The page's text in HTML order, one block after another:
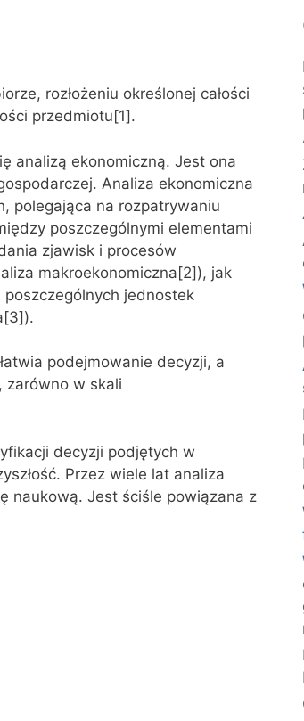
rozłożeniu określonej całości
przedmiotu[1].
analizą ekonomiczną. Jest ona
Analiza ekonomiczna
polegająca na rozpatrywaniu
poszczególnymi elementami
zjawisk i procesów
makroekonomiczna[2]), jak
jednostek
podejmowanie decyzji, a
zarówno w skali
decyzji podjętych w
Przez wiele lat analiza
naukową. Jest ściśle powiązana z